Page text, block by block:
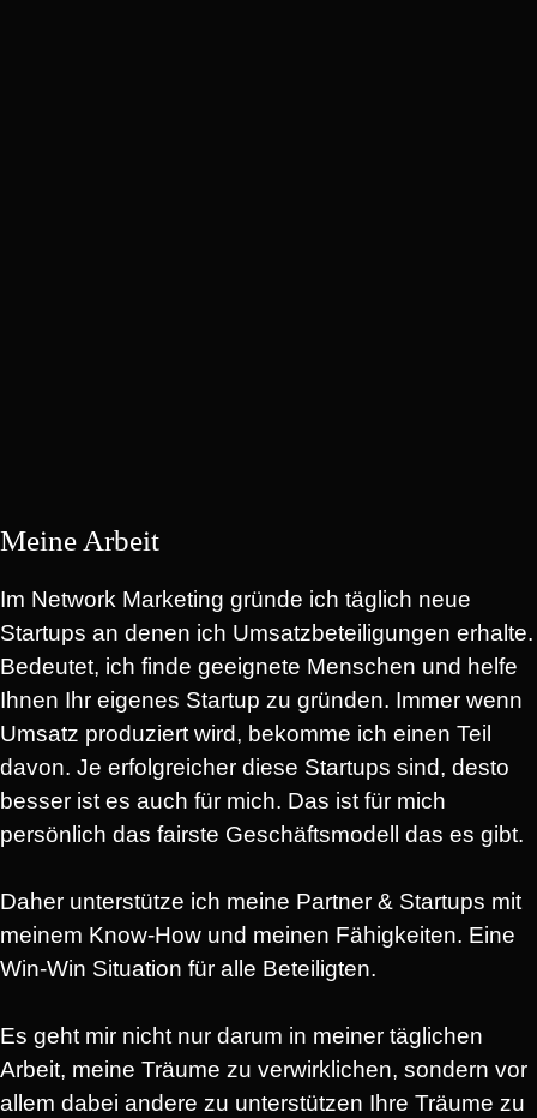
Meine Arbeit
Im Network Marketing gründe ich täglich neue
Startups an denen ich Umsatzbeteiligungen erhalte.
Bedeutet, ich finde geeignete Menschen und helfe
Ihnen Ihr eigenes Startup zu gründen. Immer wenn
Umsatz produziert wird, bekomme ich einen Teil
davon. Je erfolgreicher diese Startups sind, desto
besser ist es auch für mich. Das ist für mich
persönlich das fairste Geschäftsmodell das es gibt.
Daher unterstütze ich meine Partner & Startups mit
meinem Know-How und meinen Fähigkeiten. Eine
Win-Win Situation für alle Beteiligten.
Es geht mir nicht nur darum in meiner täglichen
Arbeit, meine Träume zu verwirklichen, sondern vor
allem dabei andere zu unterstützen Ihre Träume zu